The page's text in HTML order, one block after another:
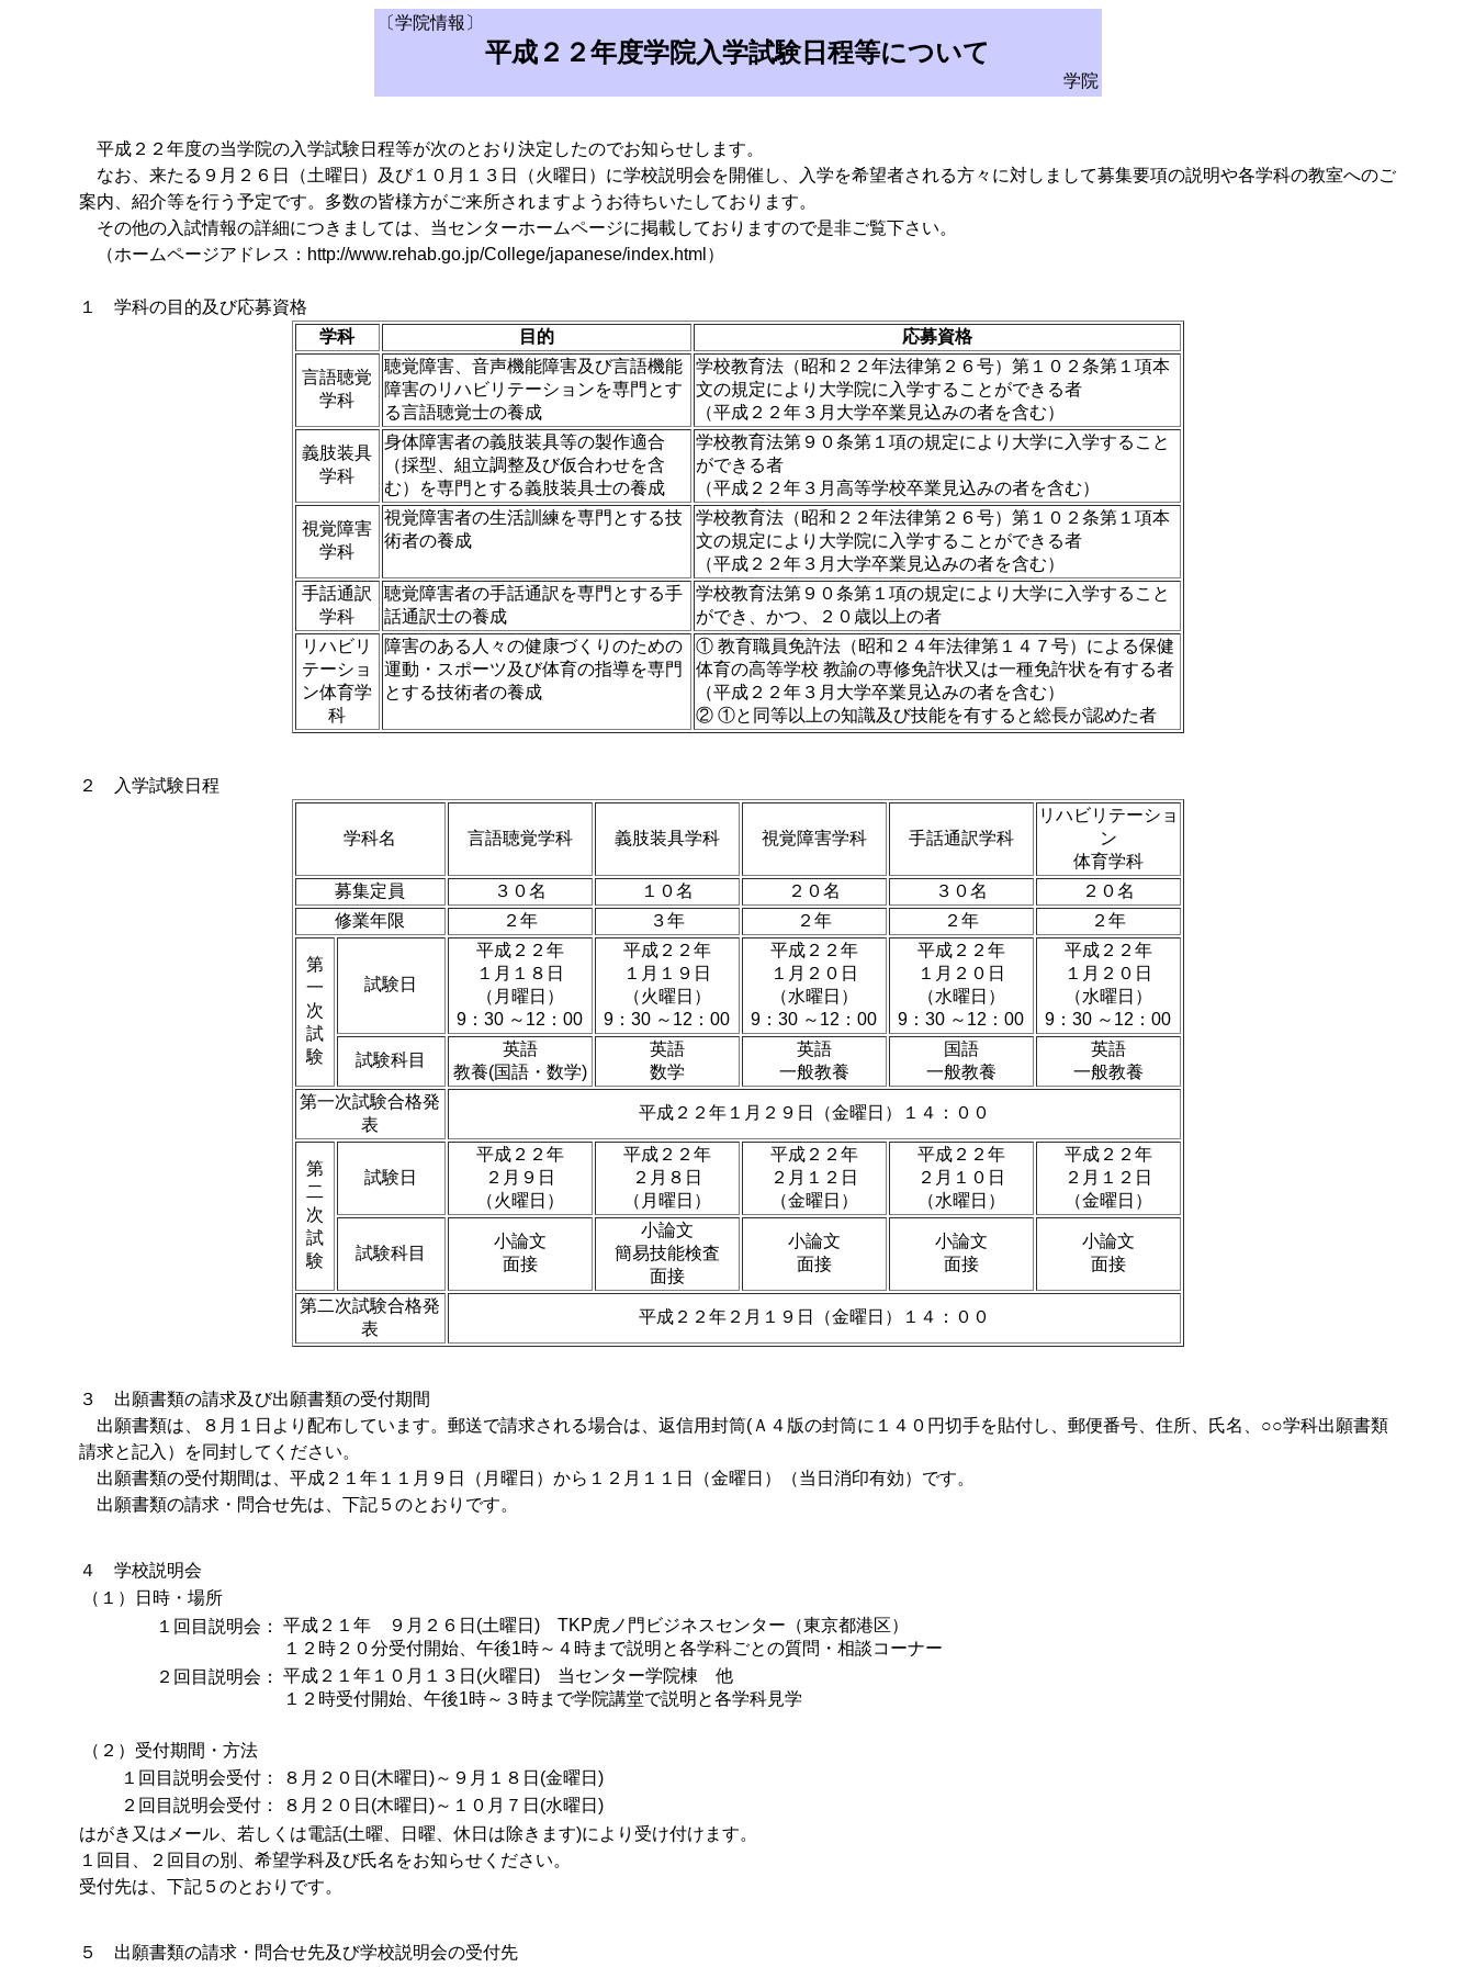
〔学院情報〕
平成２２年度学院入学試験日程等について
学院
平成２２年度の当学院の入学試験日程等が次のとおり決定したのでお知らせします。
なお、来たる９月２６日（土曜日）及び１０月１３日（火曜日）に学校説明会を開催し、入学を希望者される方々に対しまして募集要項の説明や各学科の教室へのご
案内、紹介等を行う予定です。多数の皆様方がご来所されますようお待ちいたしております。
その他の入試情報の詳細につきましては、当センターホームページに掲載しておりますので是非ご覧下さい。
（ホームページアドレス：http://www.rehab.go.jp/College/japanese/index.html）
１ 学科の目的及び応募資格
学科
目的 応募資格
言語聴覚
学科
聴覚障害、音声機能障害及び言語機能
障害のリハビリテーションを専門とす
る言語聴覚士の養成
学校教育法（昭和２２年法律第２６号）第１０２条第１項本
文の規定により大学院に入学することができる者
（平成２２年３月大学卒業見込みの者を含む）
義肢装具
学科
身体障害者の義肢装具等の製作適合
（採型、組立調整及び仮合わせを含
む）を専門とする義肢装具士の養成
学校教育法第９０条第１項の規定により大学に入学すること
ができる者
（平成２２年３月高等学校卒業見込みの者を含む）
視覚障害
学科
視覚障害者の生活訓練を専門とする技
術者の養成
学校教育法（昭和２２年法律第２６号）第１０２条第１項本
文の規定により大学院に入学することができる者
（平成２２年３月大学卒業見込みの者を含む）
手話通訳
学科
聴覚障害者の手話通訳を専門とする手
話通訳士の養成
学校教育法第９０条第１項の規定により大学に入学すること
ができ、かつ、２０歳以上の者
リハビリ
テーショ
ン体育学
科
障害のある人々の健康づくりのための
運動・スポーツ及び体育の指導を専門
とする技術者の養成
① 教育職員免許法（昭和２４年法律第１４７号）による保健
体育の高等学校 教諭の専修免許状又は一種免許状を有する者
（平成２２年３月大学卒業見込みの者を含む）
② ①と同等以上の知識及び技能を有すると総長が認めた者
２ 入学試験日程
学科名 言語聴覚学科 義肢装具学科 視覚障害学科 手話通訳学科
リハビリテーショ
ン
体育学科
募集定員
３０名 １０名 ２０名 ３０名
２０名
修業年限
２年 ３年 ２年 ２年 ２年
第
一
次
試
験
試験日
平成２２年
１月１８日
（月曜日）
9：30 ～12：00
平成２２年
１月１９日
（火曜日）
9：30 ～12：00
平成２２年
１月２０日
（水曜日）
9：30 ～12：00
平成２２年
１月２０日
（水曜日）
9：30 ～12：00
平成２２年
１月２０日
（水曜日）
9：30 ～12：00
試験科目
英語
教養(国語・数学)
英語
数学
英語
一般教養
国語
一般教養
英語
一般教養
第一次試験合格発
表
平成２２年１月２９日（金曜日）１４：００
第
二
次
試
験
試験日
平成２２年
２月９日
（火曜日）
平成２２年
２月８日
（月曜日）
平成２２年
２月１２日
（金曜日）
平成２２年
２月１０日
（水曜日）
平成２２年
２月１２日
（金曜日）
試験科目
小論文
面接
小論文
簡易技能検査
面接
小論文
面接
小論文
面接
小論文
面接
第二次試験合格発
表
平成２２年２月１９日（金曜日）１４：００
３ 出願書類の請求及び出願書類の受付期間
出願書類は、８月１日より配布しています。郵送で請求される場合は、返信用封筒(Ａ４版の封筒に１４０円切手を貼付し、郵便番号、住所、氏名、○○学科出願書類
請求と記入）を同封してください。
出願書類の受付期間は、平成２１年１１月９日（月曜日）から１２月１１日（金曜日）（当日消印有効）です。
出願書類の請求・問合せ先は、下記５のとおりです。
４ 学校説明会
（１）日時・場所
１回目説明会：
平成２１年 ９月２６日(土曜日) TKP虎ノ門ビジネスセンター（東京都港区）
１２時２０分受付開始、午後1時～４時まで説明と各学科ごとの質問・相談コーナー
２回目説明会：
平成２１年１０月１３日(火曜日) 当センター学院棟 他
１２時受付開始、午後1時～３時まで学院講堂で説明と各学科見学
（２）受付期間・方法
１回目説明会受付：
８月２０日(木曜日)～９月１８日(金曜日)
２回目説明会受付：
８月２０日(木曜日)～１０月７日(水曜日)
はがき又はメール、若しくは電話(土曜、日曜、休日は除きます)により受け付けます。
１回目、２回目の別、希望学科及び氏名をお知らせください。
受付先は、下記５のとおりです。
５ 出願書類の請求・問合せ先及び学校説明会の受付先